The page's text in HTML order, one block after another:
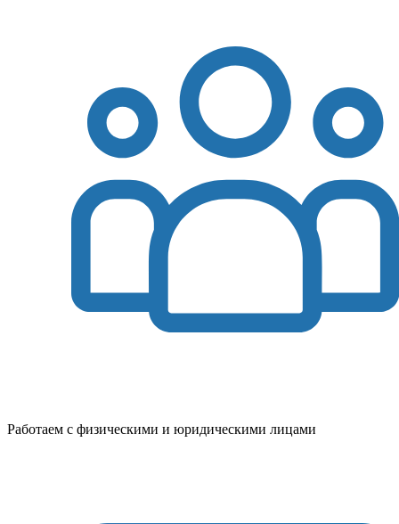
Работаем с физическими и юридическими лицами